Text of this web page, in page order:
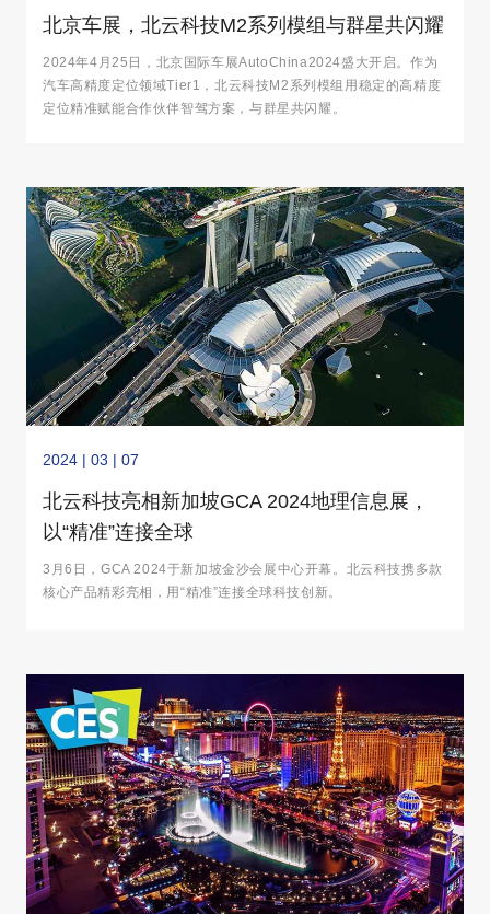
北京车展，北云科技M2系列模组与群星共闪耀
2024年4月25日，北京国际车展AutoChina2024盛大开启。作为
汽车高精度定位领域Tier1，北云科技M2系列模组用稳定的高精度
定位精准赋能合作伙伴智驾方案，与群星共闪耀。
2024 | 03 | 07
北云科技亮相新加坡GCA 2024地理信息展，
以“精准”连接全球
3月6日，GCA 2024于新加坡金沙会展中心开幕。北云科技携多款
核心产品精彩亮相，用“精准”连接全球科技创新。